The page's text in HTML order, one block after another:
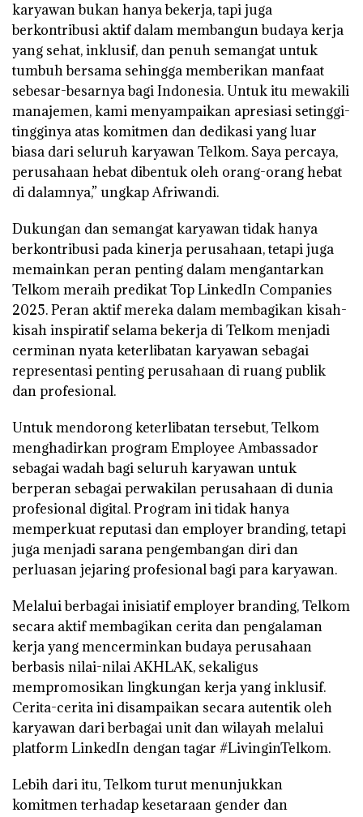
karyawan bukan hanya bekerja, tapi juga
berkontribusi aktif dalam membangun budaya kerja
yang sehat, inklusif, dan penuh semangat untuk
tumbuh bersama sehingga memberikan manfaat
sebesar-besarnya bagi Indonesia. Untuk itu mewakili
manajemen, kami menyampaikan apresiasi setinggi-
tingginya atas komitmen dan dedikasi yang luar
biasa dari seluruh karyawan Telkom. Saya percaya,
perusahaan hebat dibentuk oleh orang-orang hebat
di dalamnya,” ungkap Afriwandi.
Dukungan dan semangat karyawan tidak hanya
berkontribusi pada kinerja perusahaan, tetapi juga
memainkan peran penting dalam mengantarkan
Telkom meraih predikat Top LinkedIn Companies
2025. Peran aktif mereka dalam membagikan kisah-
kisah inspiratif selama bekerja di Telkom menjadi
cerminan nyata keterlibatan karyawan sebagai
representasi penting perusahaan di ruang publik
dan profesional.
Untuk mendorong keterlibatan tersebut, Telkom
menghadirkan program Employee Ambassador
sebagai wadah bagi seluruh karyawan untuk
berperan sebagai perwakilan perusahaan di dunia
profesional digital. Program ini tidak hanya
memperkuat reputasi dan employer branding, tetapi
juga menjadi sarana pengembangan diri dan
perluasan jejaring profesional bagi para karyawan.
Melalui berbagai inisiatif employer branding, Telkom
secara aktif membagikan cerita dan pengalaman
kerja yang mencerminkan budaya perusahaan
berbasis nilai-nilai AKHLAK, sekaligus
mempromosikan lingkungan kerja yang inklusif.
Cerita-cerita ini disampaikan secara autentik oleh
karyawan dari berbagai unit dan wilayah melalui
platform LinkedIn dengan tagar #LivinginTelkom.
Lebih dari itu, Telkom turut menunjukkan
komitmen terhadap kesetaraan gender dan